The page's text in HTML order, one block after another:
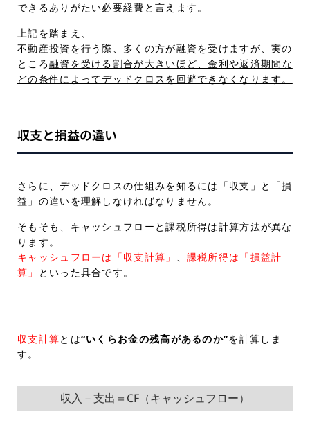
できるありがたい必要経費と言えます。
上記を踏まえ、
不動産投資を行う際、多くの方が融資を受けますが、実の
ところ融資を受ける割合が大きいほど、金利や返済期間な
どの条件によってデッドクロスを回避できなくなります。
収支と損益の違い
さらに、デッドクロスの仕組みを知るには「収支」と「損
益」の違いを理解しなければなりません。
そもそも、キャッシュフローと課税所得は計算方法が異な
ります。
キャッシュフローは「収支計算」
課税所得は「損益計
算」
といった具合です。
収支計算とは“いくらお金の残高があるのか”を計算しま
す。
収入－支出＝CF（キャッシュフロー）